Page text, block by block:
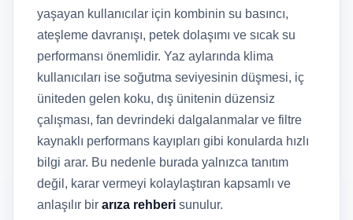
yaşayan kullanıcılar için kombinin su basıncı,
ateşleme davranışı, petek dolaşımı ve sıcak su
performansı önemlidir. Yaz aylarında klima
kullanıcıları ise soğutma seviyesinin düşmesi, iç
üniteden gelen koku, dış ünitenin düzensiz
çalışması, fan devrindeki dalgalanmalar ve filtre
kaynaklı performans kayıpları gibi konularda hızlı
bilgi arar. Bu nedenle burada yalnızca tanıtım
değil, karar vermeyi kolaylaştıran kapsamlı ve
anlaşılır bir arıza rehberi sunulur.